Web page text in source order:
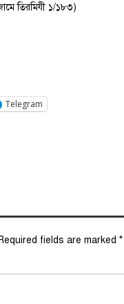
তিরমিযী ১/১৮৩)
Telegram
Required fields are marked *